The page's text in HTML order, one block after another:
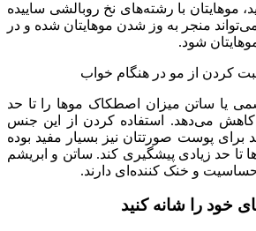
با رشته‌های نخ روبالشی ساییده
منجر به وز شدن موهایتان شده و در
شود.
یا ساتن میزان اصطکاک موها را تا حد
کاهش می‌دهد. استفاده کردن از این جنس
برای پوست صورتتان نیز بسیار مفید بوده
تا حد زیادی پیشگیری کند. ساتن و ابریشم
و خنک کننده‌ای دارند.
خود را شانه کنید